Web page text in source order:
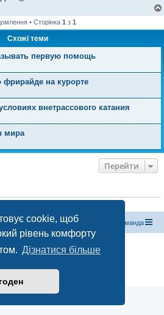
cookie, щоб
рівень комфорту
Дізнатися більше
• Сторінка 1 з 1
Схожі теми
первую помощь
на курорте
внетрассового катания
мира
Перейти
форум «Рюкзак» Команда
Forum Software © phpBB Limited
|Умови